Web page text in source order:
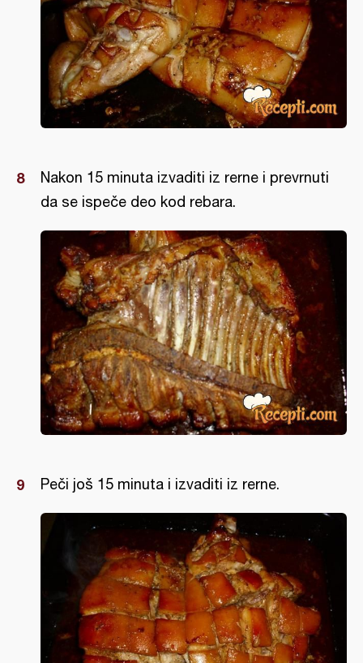
Nakon 15 minuta izvaditi iz rerne i prevrnuti
da se ispeče deo kod rebara.
Peči još 15 minuta i izvaditi iz rerne.